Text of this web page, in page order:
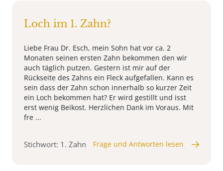
Loch im 1. Zahn?
Liebe Frau Dr. Esch, mein Sohn hat vor ca. 2
Monaten seinen ersten Zahn bekommen den wir
auch täglich putzen. Gestern ist mir auf der
Rückseite des Zahns ein Fleck aufgefallen. Kann es
sein dass der Zahn schon innerhalb so kurzer Zeit
ein Loch bekommen hat? Er wird gestillt und isst
erst wenig Beikost. Herzlichen Dank im Voraus. Mit
fre ...
Stichwort: 1. Zahn Frage und Antworten lesen